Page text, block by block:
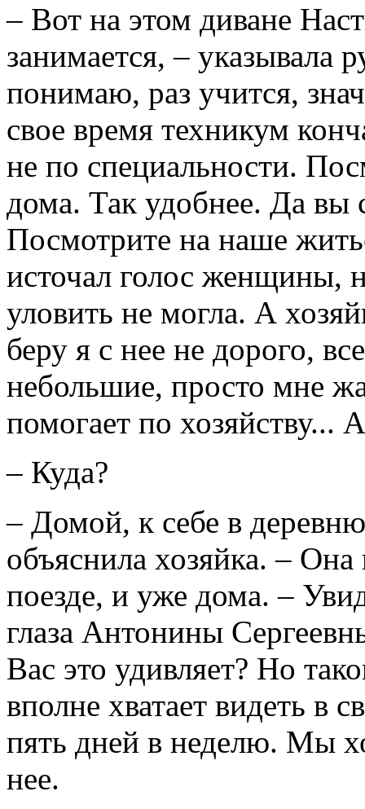
– Вот на этом диване
занимается, – указывала
понимаю, раз учится,
свое время техникум
не по специальности.
дома. Так удобнее. Да вы
Посмотрите на наше
источал голос женщины,
уловить не могла. А
беру я с нее не дорого,
небольшие, просто мне
помогает по хозяйству...
– Куда?
– Домой, к себе в
объяснила хозяйка. – Она
поезде, и уже дома. –
глаза Антонины
Вас это удивляет? Но
вполне хватает видеть в
пять дней в неделю. Мы
нее.